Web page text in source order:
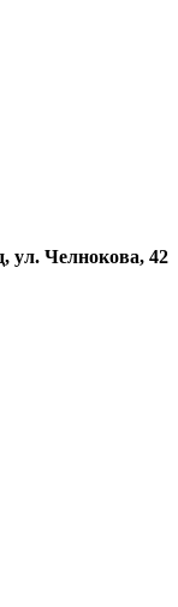
ул. Челнокова, 42